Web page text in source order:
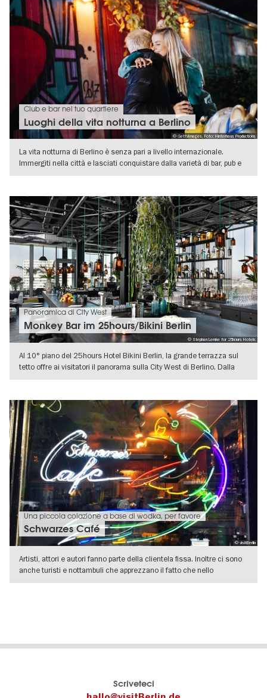
© GettyImages, Foto: Hinterhaus Productions
Club e bar nel tuo quartiere
Luoghi della vita notturna a Berlino
La vita notturna di Berlino è senza pari a livello internazionale.
Immergiti nella città e lasciati conquistare dalla varietà di bar, pub e
© Stephan Lemke for 25hours Hotels
Panoramica di City West
Monkey Bar im 25hours/Bikini Berlin
Al 10° piano del 25hours Hotel Bikini Berlin, la grande terrazza sul
tetto offre ai visitatori il panorama sulla City West di Berlino. Dalla
© visitBerlin
Una piccola colazione a base di wodka, per favore
Schwarzes Café
Artisti, attori e autori fanno parte della clientela fissa. Inoltre ci sono
anche turisti e nottambuli che apprezzano il fatto che nello
Scriveteci